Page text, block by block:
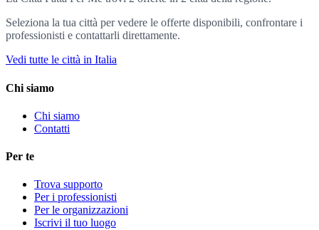
Seleziona la tua città per vedere le offerte disponibili, confrontare i
professionisti e contattarli direttamente.
Vedi tutte le città in Italia
Chi siamo
Chi siamo
Contatti
Per te
Trova supporto
Per i professionisti
Per le organizzazioni
Iscrivi il tuo luogo